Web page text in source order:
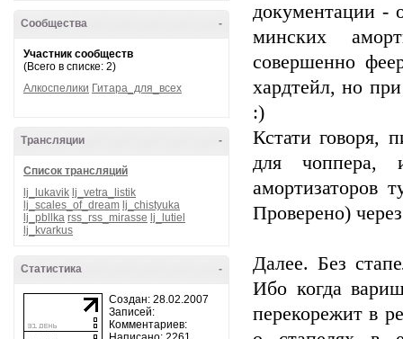
-
Сообщества
Участник сообществ
(Всего в списке: 2)
Алкоспелики Гитара_для_всех
-
Трансляции
Список трансляций
lj_lukavik lj_vetra_listik
lj_scales_of_dream lj_chistyuka
lj_pbllka rss_rss_mirasse lj_lutiel
lj_kvarkus
-
Статистика
Создан: 28.02.2007
Записей:
Комментариев:
документации -
минских
совершенно
хардтейл, но
:)
Кстати говоря,
для чоппера,
амортизаторов
Проверено)
Далее. Без
Ибо когда
перекорежит в